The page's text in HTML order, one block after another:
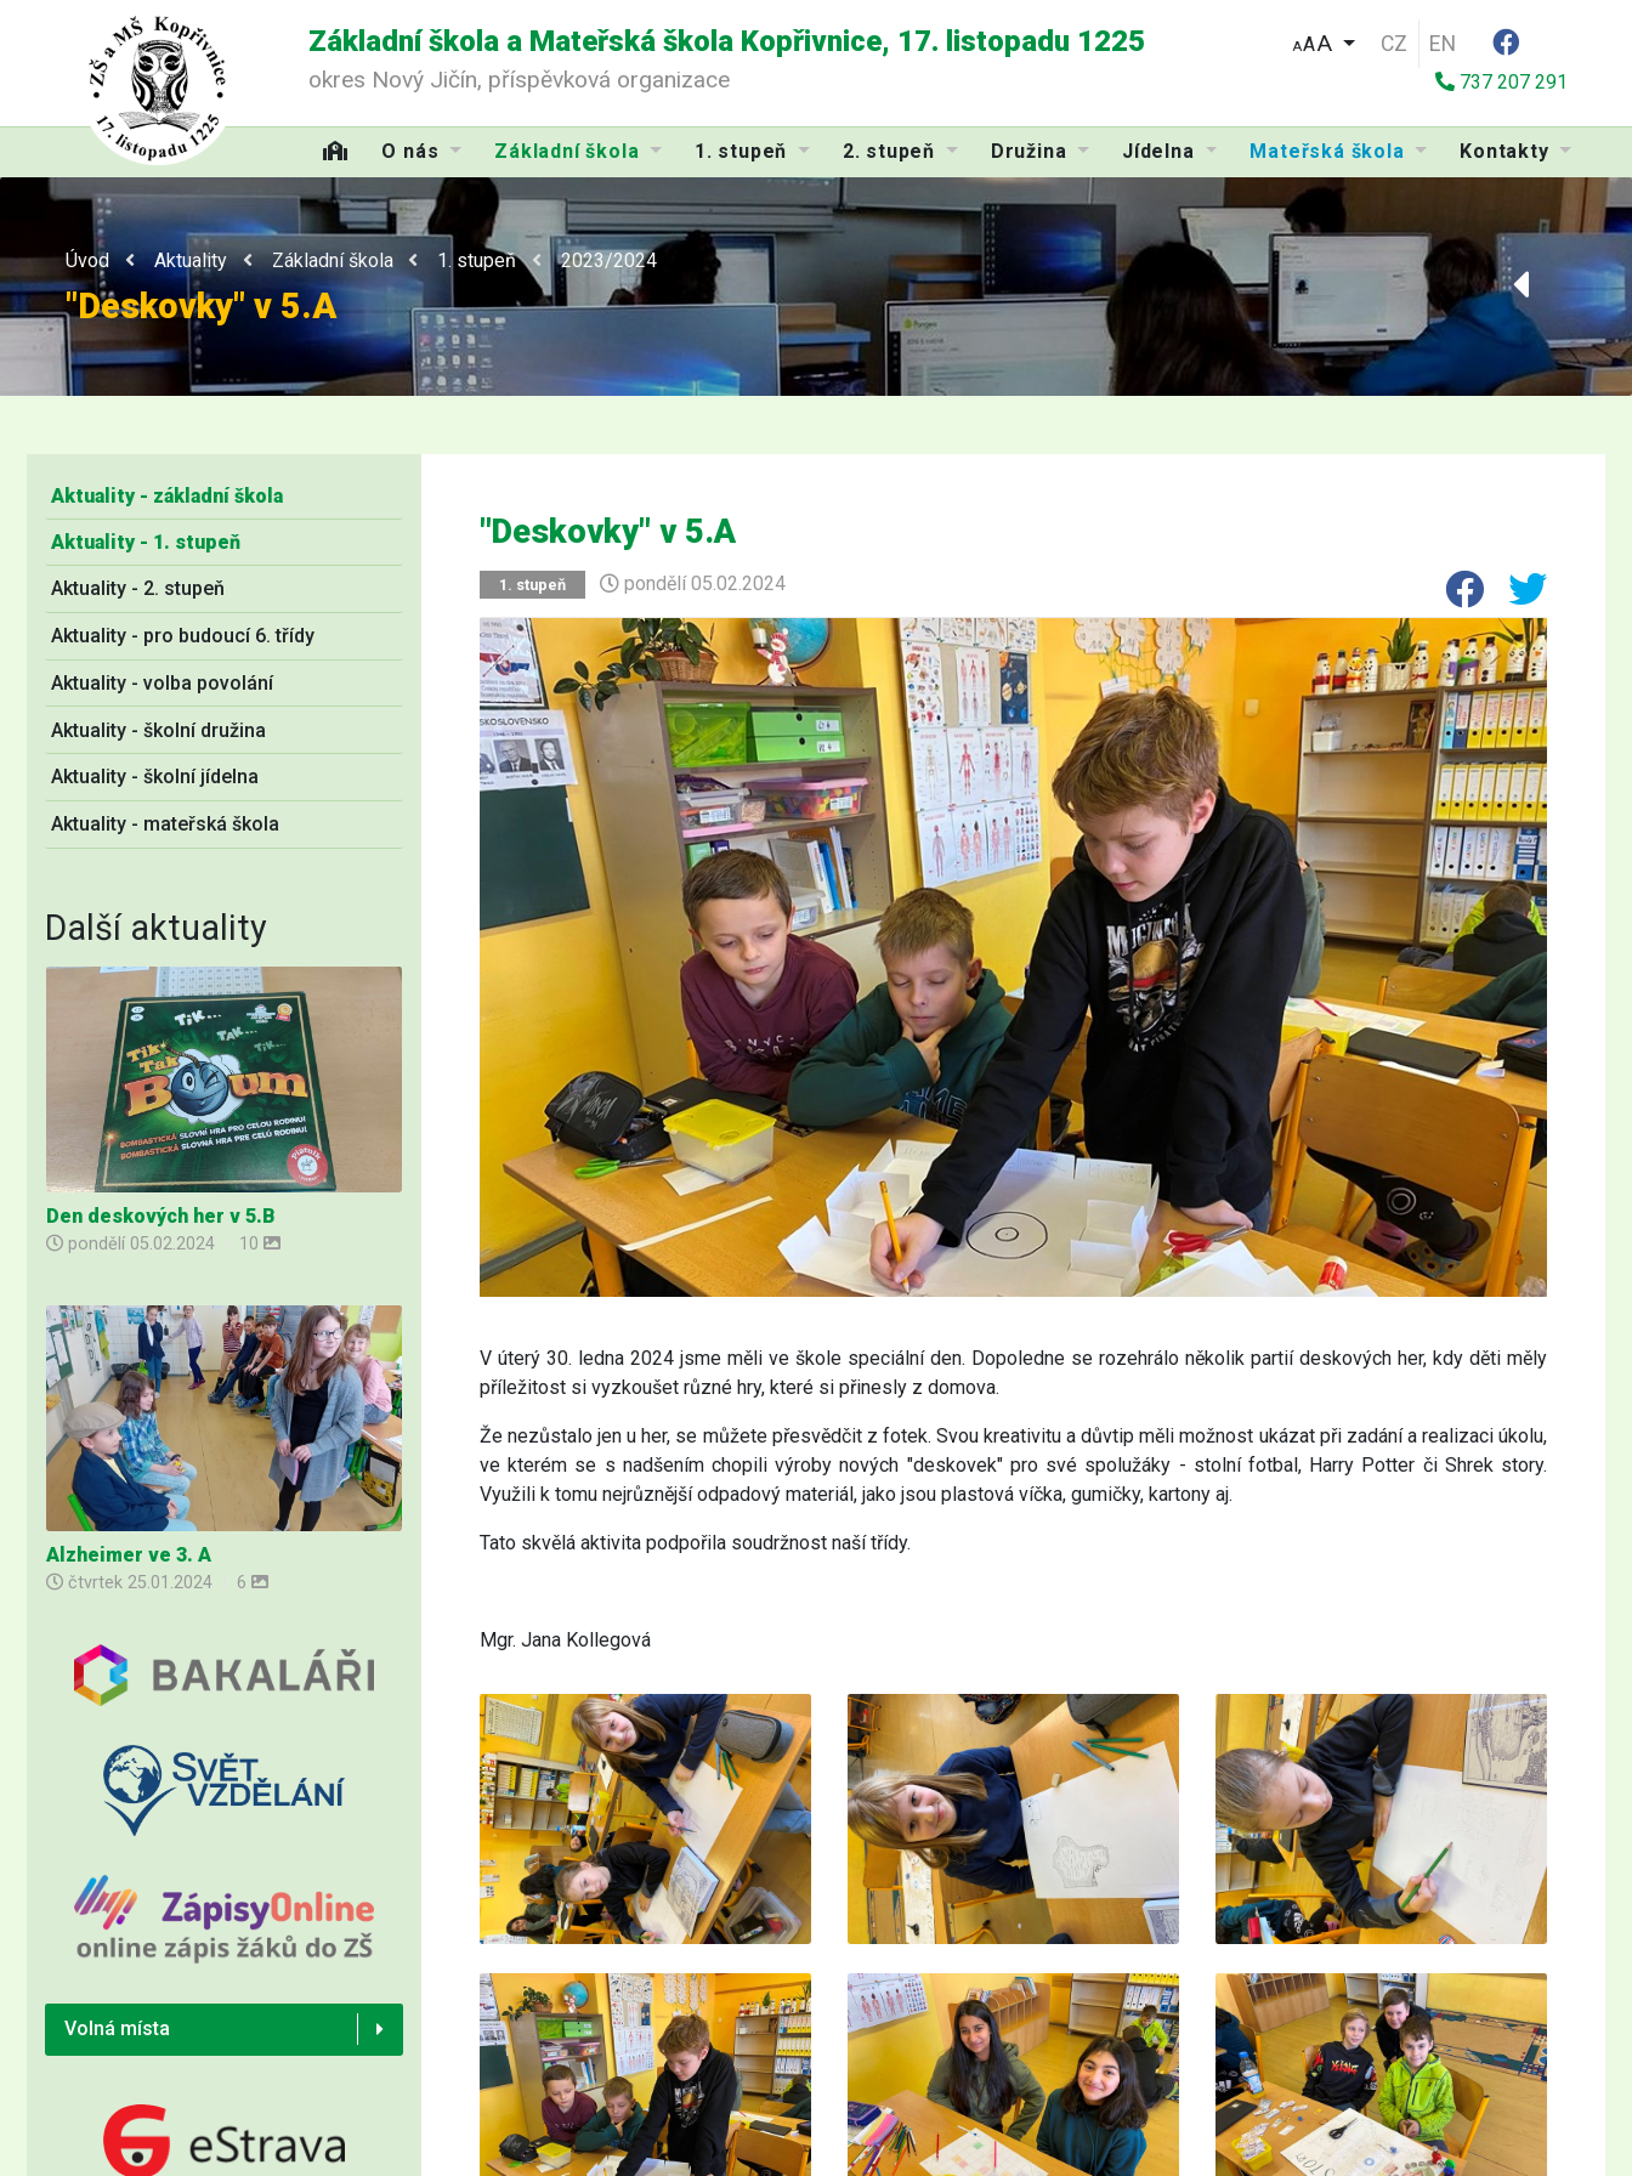
Základní škola a Mateřská škola Kopřivnice, 17. listopadu 1225
okres Nový Jičín, příspěvková organizace
AA CZ EN
737 207 291
O nás Základní škola 1. stupeň 2. stupeň Družina Jídelna Mateřská škola Kontakty
Úvod Aktuality Základní škola 1. stupeň 2023/2024
"Deskovky" v 5.A
Aktuality - základní škola
Aktuality - 1. stupeň
Aktuality - 2. stupeň
Aktuality - pro budoucí 6. třídy
Aktuality - volba povolání
Aktuality - školní družina
Aktuality - školní jídelna
Aktuality - mateřská škola
Další aktuality
Den deskových her v 5.B
pondělí 05.02.2024 10
Alzheimer ve 3. A
čtvrtek 25.01.2024 6
Volná místa
"Deskovky" v 5.A
1. stupeň pondělí05.02.2024
V úterý 30. ledna 2024 jsme měli ve škole speciální den. Dopoledne se rozehrálo několik partií deskových her, kdy děti měly
příležitost si vyzkoušet různé hry, které si přinesly z domova.
Že nezůstalo jen u her, se můžete přesvědčit z fotek. Svou kreativitu a důvtip měli možnost ukázat při zadání a realizaci úkolu,
ve kterém se s nadšením chopili výroby nových "deskovek" pro své spolužáky - stolní fotbal, Harry Potter či Shrek story.
Využili k tomu nejrůznější odpadový materiál, jako jsou plastová víčka, gumičky, kartony aj.
Tato skvělá aktivita podpořila soudržnost naší třídy.
Mgr. Jana Kollegová